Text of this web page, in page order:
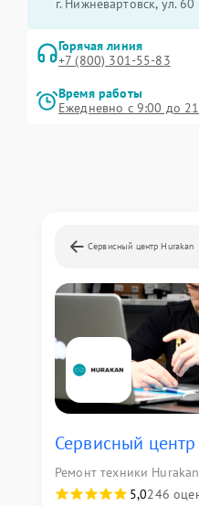
г. Нижневартовск, ул.
Горячая линия
+7 (800) 301-55-83
Время работы
Ежедневно с 9:00 до
Сервисный центр Hurakan
Сервисный
Ремонт техники Hurakan
5,0246